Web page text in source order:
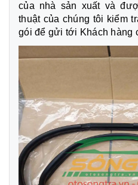
của nhà sản xuất và
thuật của chúng tôi kiểm
gói để gửi tới Khách hàng